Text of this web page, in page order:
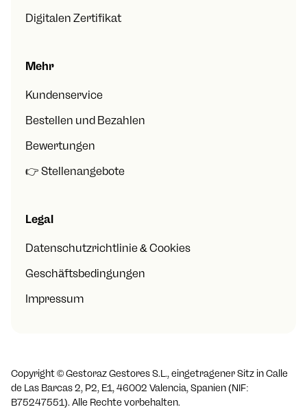
Digitalen Zertifikat
Mehr
Kundenservice
Bestellen und Bezahlen
Bewertungen
👉 Stellenangebote
Legal
Datenschutzrichtlinie & Cookies
Geschäftsbedingungen
Impressum
Copyright ©Gestoraz Gestores S.L., eingetragener Sitz in Calle
de Las Barcas 2, P2, E1, 46002 Valencia, Spanien (NIF:
B75247551). Alle Rechte vorbehalten.